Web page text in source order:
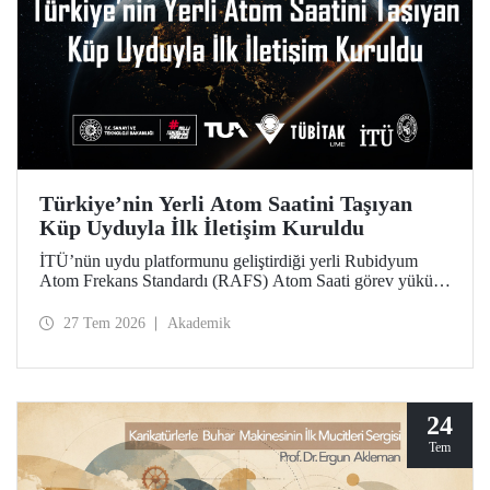
Türkiye’nin Yerli Atom Saatini Taşıyan
Küp Uyduyla İlk İletişim Kuruldu
İTÜ’nün uydu platformunu geliştirdiği yerli Rubidyum
Atom Frekans Standardı (RAFS) Atom Saati görev yükünü
başarılı şekilde iletişim kuruldu ve birçok telemetri alındı.
27 Tem 2026 Akademik
24
Tem